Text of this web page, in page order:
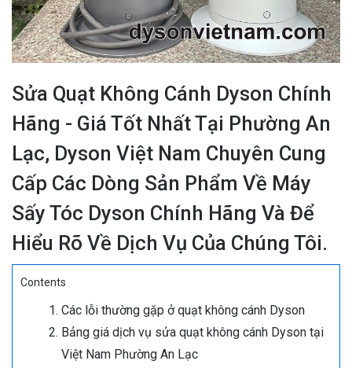
Sửa Quạt Không Cánh Dyson Chính
Hãng - Giá Tốt Nhất Tại Phường An
Lạc, Dyson Việt Nam Chuyên Cung
Cấp Các Dòng Sản Phẩm Về Máy
Sấy Tóc Dyson Chính Hãng Và Để
Hiểu Rõ Về Dịch Vụ Của Chúng Tôi.
Contents
Các lỗi thường gặp ở quạt không cánh Dyson
Bảng giá dịch vụ sửa quạt không cánh Dyson tại
Việt Nam Phường An Lạc